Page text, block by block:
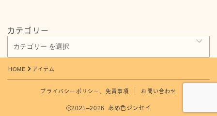
カテゴリー
HOME アイテム
プライバシーポリシー、免責事項 お問い合わせ
2021–2026 あめ色ジンセイ